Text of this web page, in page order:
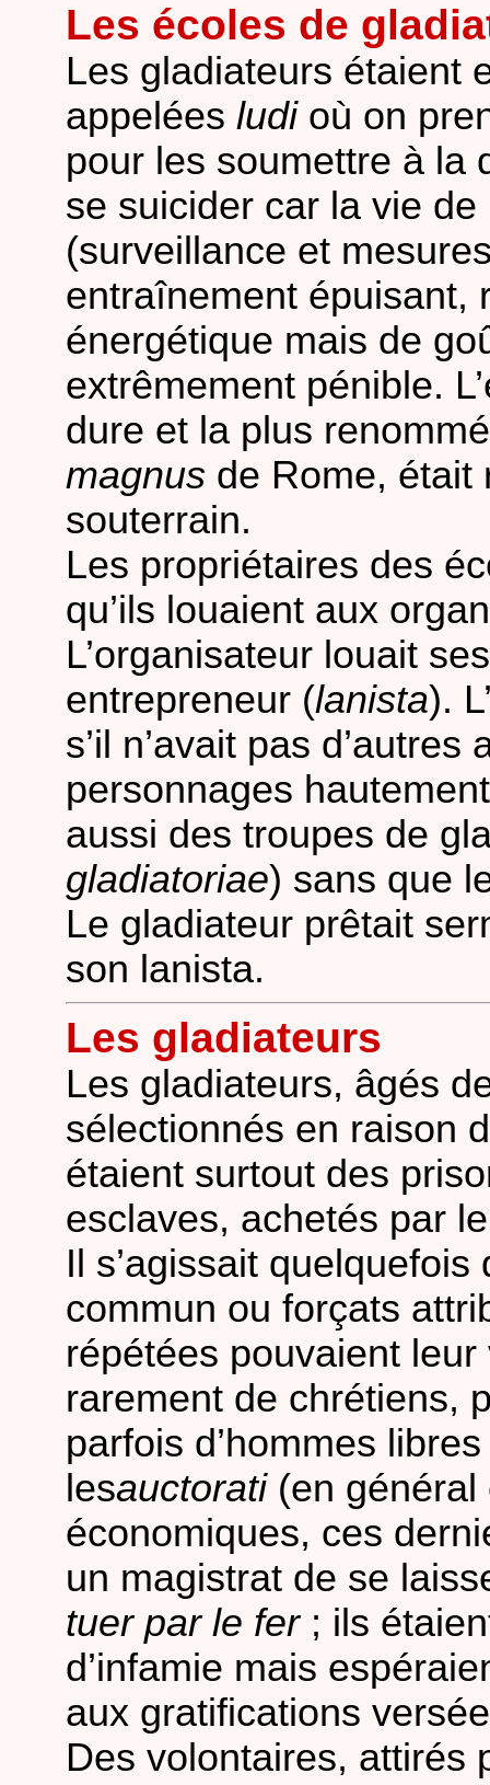
Les écoles de
Les gladiateurs étaient
appelées ludioù on
pour les soumettre à la
se suicider car la vie de
(surveillance et
entraînement épuisant,
énergétique mais de
extrêmement pénible.
dure et la plus
magnusde Rome, était
souterrain.
Les propriétaires des
qu’ils louaient aux
L’organisateur louait
entrepreneur (lanista).
s’il n’avait pas
personnages
aussi des troupes de
gladiatoriae) sans que
Le gladiateur prêtait
son lanista.
Les gladiateurs
Les gladiateurs, âgés
sélectionnés en raison
étaient surtout des
esclaves, achetés par
Il s’agissait
commun ou forçats
répétées pouvaient
rarement de chrétiens,
parfois d’hommes
lesauctorati(en général
économiques, ces
un magistrat de se
tuer par le fer; ils
d’infamie mais
aux gratifications
Des volontaires, attirés